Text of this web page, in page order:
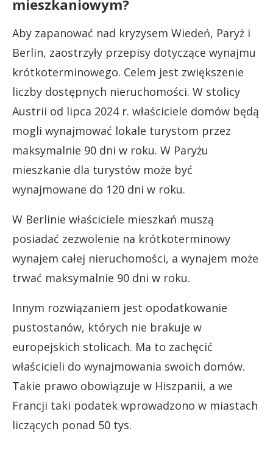
mieszkaniowym?
Aby zapanować nad kryzysem Wiedeń, Paryż i
Berlin, zaostrzyły przepisy dotyczące wynajmu
krótkoterminowego. Celem jest zwiększenie
liczby dostępnych nieruchomości. W stolicy
Austrii od lipca 2024 r. właściciele domów będą
mogli wynajmować lokale turystom przez
maksymalnie 90 dni w roku. W Paryżu
mieszkanie dla turystów może być
wynajmowane do 120 dni w roku.
W Berlinie właściciele mieszkań muszą
posiadać zezwolenie na krótkoterminowy
wynajem całej nieruchomości, a wynajem może
trwać maksymalnie 90 dni w roku.
Innym rozwiązaniem jest opodatkowanie
pustostanów, których nie brakuje w
europejskich stolicach. Ma to zachęcić
właścicieli do wynajmowania swoich domów.
Takie prawo obowiązuje w Hiszpanii, a we
Francji taki podatek wprowadzono w miastach
liczących ponad 50 tys.